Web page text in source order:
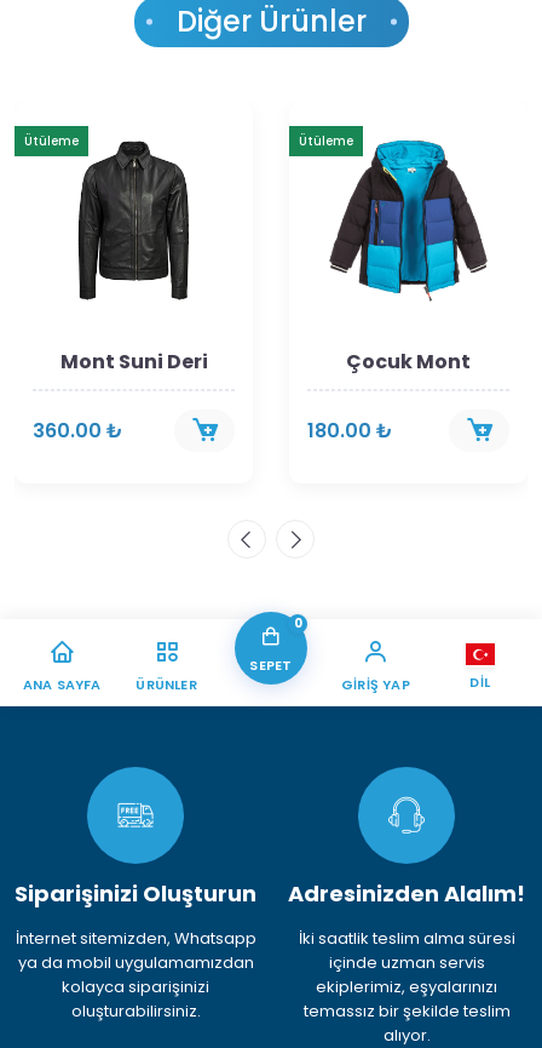
Diğer Ürünler
Ütüleme
Mont Suni Deri
360.00 ₺
Ütüleme
Çocuk Mont
180.00 ₺
ANA SAYFA ÜRÜNLER
0
SEPET
GIRIŞ YAP
DIL
Siparişinizi Oluşturun
İnternet sitemizden, Whatsapp
ya da mobil uygulamamızdan
kolayca siparişinizi
oluşturabilirsiniz.
Adresinizden Alalım!
İki saatlik teslim alma süresi
içinde uzman servis
ekiplerimiz, eşyalarınızı
temassız bir şekilde teslim
alıyor.